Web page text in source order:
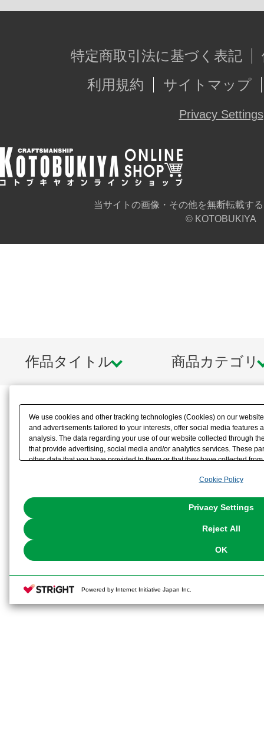
特定商取引法に基づく表記
利用規約
サイトマップ
Privacy Settings
当サイトの画像・その他を無断転載す
© KOTOBUKIYA
作品タイトル 商品カテゴリ
We use cookies and other tracking technologies (Cookies) on our
and advertisements tailored to your interests, offer social media features
analysis. The data regarding your use of our website collected through
that provide advertising, social media and/or analytics services. These
other data that you have provided to them or that they have collected
the use of all Cookies except for Strictly Necessary Cookies, please
You can change your consent or rejection settings at any time via
Cookie Policy
Privacy Settings
Reject All
OK
Powered by Internet Initiative Japan Inc.